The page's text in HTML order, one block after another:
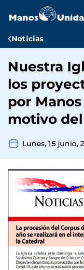
contenido
Ruta
navegación
Noticias
Nuestra
los
por
motivo del
Lunes, 15 junio,